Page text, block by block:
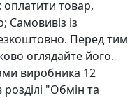
товар,
Самовивіз із
Перед тим
оглядайте його.
виробника 12
"Oбмін та